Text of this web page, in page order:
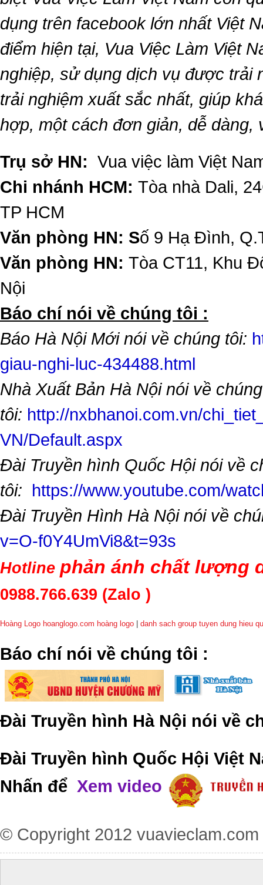
dụng trên facebook lớn nhất Việt
điểm hiện tại, Vua Việc Làm Việt
nghiệp, sử dụng dịch vụ được trải
trải nghiệm xuất sắc nhất, giúp
hợp, một cách đơn giản, dễ dàng,
Trụ sở HN: Vua việc làm Việt
Chi nhánh HCM: Tòa nhà Dali,
TP HCM
Văn phòng HN: Số 9 Hạ Đình,
Văn phòng HN: Tòa CT11, Khu
Nội
​Báo chí nói về chúng tôi :
Báo Hà Nội Mới nói về chúng tôi:
giau-nghi-luc-434488.html
Nhà Xuất Bản Hà Nội nói về chúng
tôi: http://nxbhanoi.com.vn/
VN/Default.aspx
Đài Truyền hình Quốc Hội nói về
tôi: https://www.youtube.com/
Đài Truyền Hình Hà Nội nói về
v=O-f0Y4UmVi8&t=93s
Hotline phản ánh chất lượng
0988.766.639 (Zalo )
Hoàng Logo hoanglogo.com hoàng logo danh sach group tuyen dung hieu
​Báo chí nói về chúng tôi :
Đài Truyền hình Hà Nội nói về
Đài Truyền hình Quốc Hội Việt
Nhấn để Xem video
© Copyright 2012 vuavieclam.com